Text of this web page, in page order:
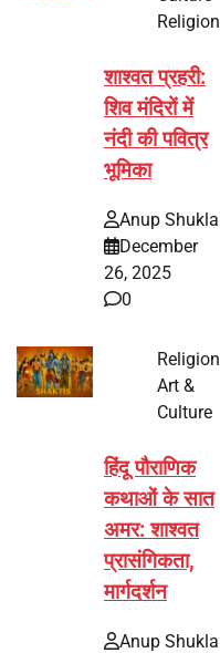
Religion
शाश्वत प्रहरी:
शिव मंदिरों में
नंदी की पवित्र
भूमिका
Anup Shukla
December
26, 2025
0
Religion
Art &
Culture
हिंदू पौराणिक
कथाओं के सात
अमर: शाश्वत
प्रासंगिकता,
मार्गदर्शन
Anup Shukla